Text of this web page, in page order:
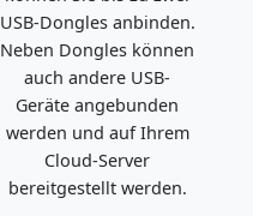
USB-Dongles anbinden.
Neben Dongles können
auch andere USB-
Geräte angebunden
werden und auf Ihrem
Cloud-Server
bereitgestellt werden.